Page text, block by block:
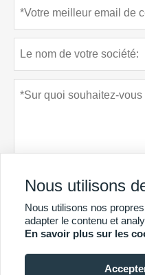
soumettre
PLUS DE SERVICES
Nous utilisons
Nous utilisons nos
adapter le contenu et
En savoir plus sur les